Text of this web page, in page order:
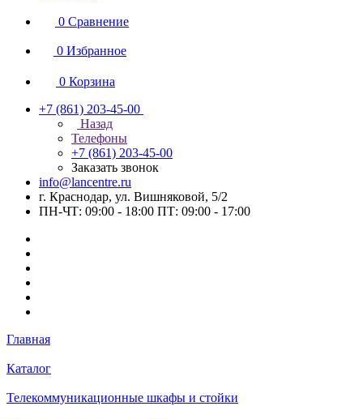
0 Сравнение
0 Избранное
0 Корзина
+7 (861) 203-45-00
Назад
Телефоны
+7 (861) 203-45-00
Заказать звонок
info@lancentre.ru
г. Краснодар, ул. Вишняковой, 5/2
ПН-ЧТ: 09:00 - 18:00 ПТ: 09:00 - 17:00
Главная
Каталог
Телекоммуникационные шкафы и стойки